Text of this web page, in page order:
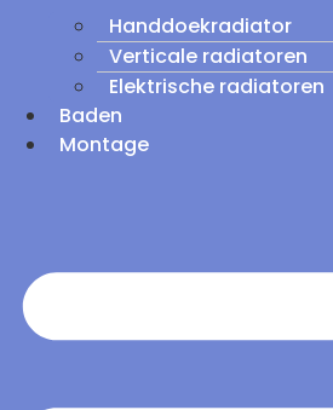
Handdoekradiator
Verticale radiatoren
Elektrische radiatoren
Baden
Montage